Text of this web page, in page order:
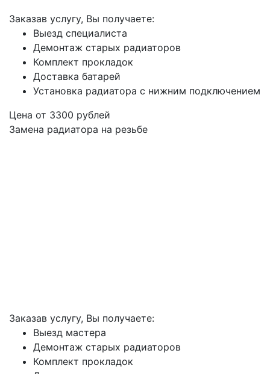
Заказав услугу, Вы получаете:
Выезд специалиста
Демонтаж старых радиаторов
Комплект прокладок
Доставка батарей
Установка радиатора с нижним подключением
Цена от 3300 рублей
Замена радиатора на резьбе
Заказав услугу, Вы получаете:
Выезд мастера
Демонтаж старых радиаторов
Комплект прокладок